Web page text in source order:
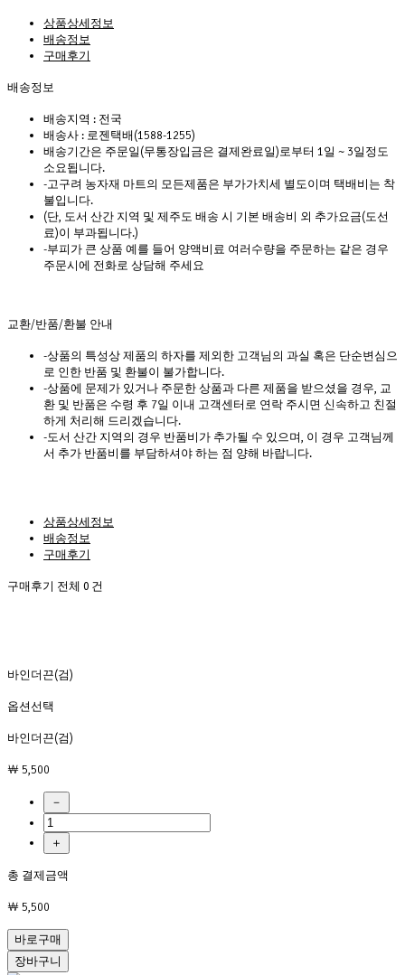
상품상세정보
배송정보
구매후기
배송정보
배송지역 : 전국
배송사 : 로젠택배(1588-1255)
배송기간은 주문일(무통장입금은 결제완료일)로부터 1일 ~ 3일정도
소요됩니다.
-고구려 농자재 마트의 모든제품은 부가가치세 별도이며 택배비는 착
불입니다.
(단, 도서 산간 지역 및 제주도 배송 시 기본 배송비 외 추가요금(도선
료)이 부과됩니다.)
-부피가 큰 상품 예를 들어 양액비료 여러수량을 주문하는 같은 경우
주문시에 전화로 상담해 주세요
교환/반품/환불 안내
-상품의 특성상 제품의 하자를 제외한 고객님의 과실 혹은 단순변심으
로 인한 반품 및 환불이 불가합니다.
-상품에 문제가 있거나 주문한 상품과 다른 제품을 받으셨을 경우, 교
환 및 반품은 수령 후 7일 이내 고객센터로 연락 주시면 신속하고 친절
하게 처리해 드리겠습니다.
-도서 산간 지역의 경우 반품비가 추가될 수 있으며, 이 경우 고객님께
서 추가 반품비를 부담하셔야 하는 점 양해 바랍니다.
상품상세정보
배송정보
구매후기
구매후기 전체 0 건
바인더끈(검)
옵션선택
바인더끈(검)
￦ 5,500
－
＋
총 결제금액
￦ 5,500
바로구매
장바구니